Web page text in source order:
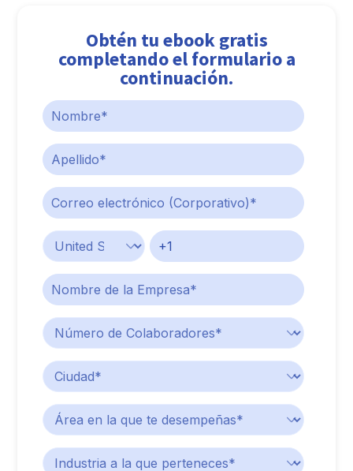
Obtén tu ebook gratis
completando el formulario a
continuación.